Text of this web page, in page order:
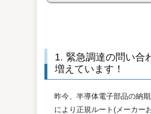
1. 緊急調達の問い合
増えています！
昨今、半導体電子部品の納
により正規ルート(メーカー